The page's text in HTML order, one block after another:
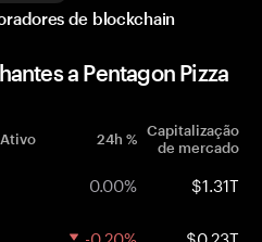
de blockchain
a Pentagon Pizza
Ativo 24h % Capitalização
de mercado
0.00% $1.31T
-0.20% $0.23T